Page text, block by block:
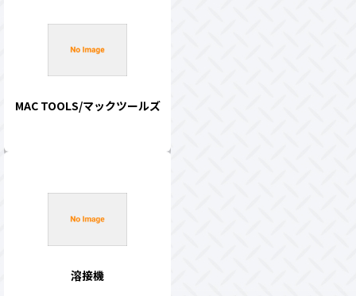
MAC TOOLS/マックツールズ
溶接機